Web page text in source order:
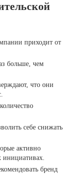
приходит от
больше, чем
что они
себе снижать
активно
инициативах.
бренд